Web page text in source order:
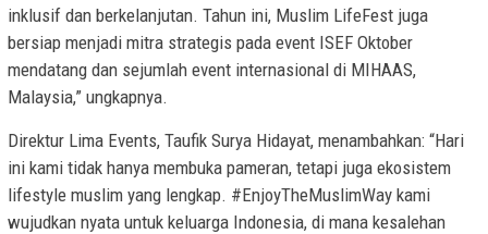
inklusif dan berkelanjutan. Tahun ini, Muslim LifeFest juga
bersiap menjadi mitra strategis pada event ISEF Oktober
mendatang dan sejumlah event internasional di MIHAAS,
Malaysia,” ungkapnya.
Direktur Lima Events, Taufik Surya Hidayat, menambahkan: “Hari
ini kami tidak hanya membuka pameran, tetapi juga ekosistem
lifestyle muslim yang lengkap. #EnjoyTheMuslimWay kami
wujudkan nyata untuk keluarga Indonesia, di mana kesalehan